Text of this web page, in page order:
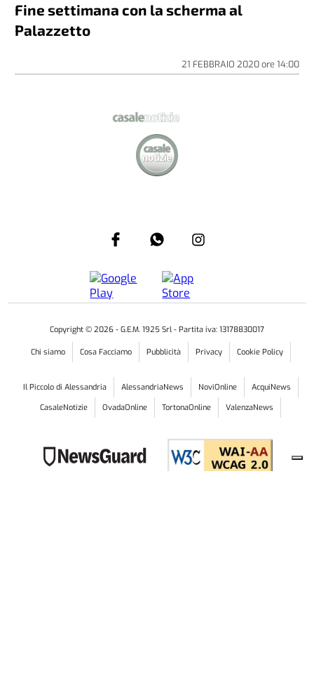
Fine settimana con la scherma al
Palazzetto
21 FEBBRAIO 2020ore 14:00
Copyright © 2026 - G.E.M. 1925 Srl - Partita iva: 13178830017
Chi siamo Cosa Facciamo Pubblicità Privacy Cookie Policy
Il Piccolo di Alessandria AlessandriaNews NoviOnline
AcquiNews
CasaleNotizie
OvadaOnline TortonaOnline ValenzaNews